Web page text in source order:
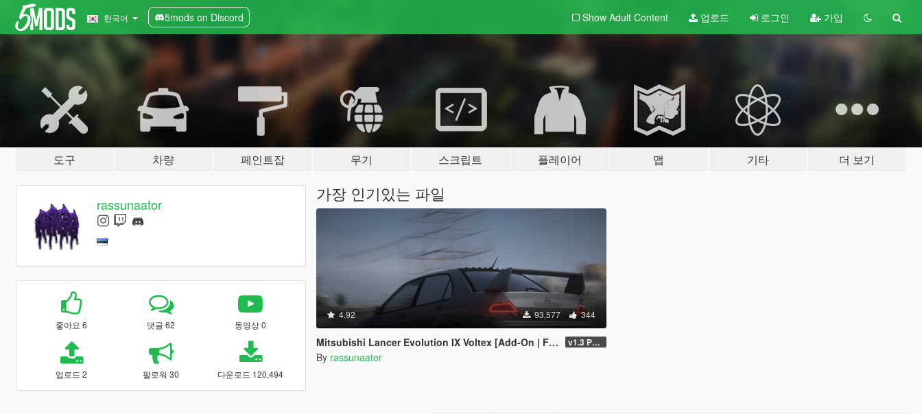
한국어 5mods on Discord Show Adult Content 업로드 로그인 가입
도구 차량 페인트잡 무기 스크립트 플레이어 맵 기타 더 보기
rassunaator
좋아요 6 댓글 62 동영상 0
업로드 2 팔로워 30 다운로드 120,494
가장 인기있는 파일
4.92 93,577 344
Mitsubishi Lancer Evolution IX Voltex [Add-On | FiveM | Extras | Template] v1.3 Patch
By rassunaator